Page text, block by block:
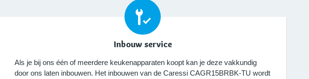
Inbouw service
Als je bij ons één of meerdere keukenapparaten koopt kan je deze vakkundig
door ons laten inbouwen. Het inbouwen van de Caressi CAGR15BRBK-TU wordt